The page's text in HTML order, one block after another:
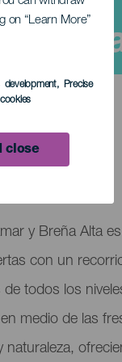
on “Learn More”
development, Precise
close
y Breña Alta
con un
todos los
medio de las
naturaleza,